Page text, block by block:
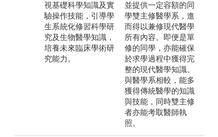
視基礎科學知識及實
驗操作技能，引導學
生系統化修習科學研
究及生物醫學知識，
培養未來臨床學術研
究能力。
並提供一定容額的同
學雙主修醫學系，進
而得以兼修現代醫學
所有內容。即便是單
修的同學，亦能確保
於求學過程中獲得完
整的現代醫學知識。
與醫學系相較，能多
獲得傳統醫學的知識
與技能，同時雙主修
者亦能考取醫師執
照。